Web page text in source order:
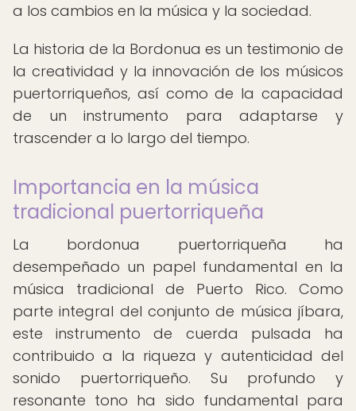
a los cambios en la música y la sociedad.
La historia de la Bordonua es un testimonio de
la creatividad y la innovación de los músicos
puertorriqueños, así como de la capacidad
de un instrumento para adaptarse y
trascender a lo largo del tiempo.
Importancia en la música
tradicional puertorriqueña
La bordonua puertorriqueña ha
desempeñado un papel fundamental en la
música tradicional de Puerto Rico. Como
parte integral del conjunto de música jíbara,
este instrumento de cuerda pulsada ha
contribuido a la riqueza y autenticidad del
sonido puertorriqueño. Su profundo y
resonante tono ha sido fundamental para